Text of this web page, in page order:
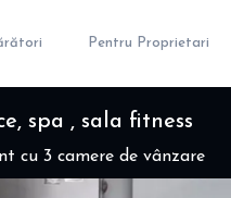
Pentru Proprietari
spa , sala fitness
cu 3 camere de vânzare